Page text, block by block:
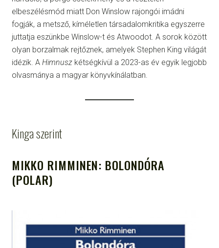
elbeszélésmód miatt Don Winslow rajongói imádni
fogják, a metsző, kíméletlen társadalomkritika egyszerre
juttatja eszünkbe Winslow-t és Atwoodot. A sorok között
olyan borzalmak rejtőznek, amelyek Stephen King világát
idézik. A Himnusz kétségkívül a 2023-as év egyik legjobb
olvasmánya a magyar könyvkínálatban.
Kinga szerint
MIKKO RIMMINEN: BOLONDÓRA
(POLAR)